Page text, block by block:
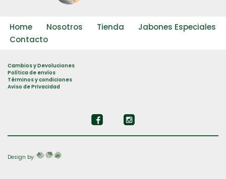
Home Nosotros Tienda
Jabones Especiales
Contacto
Cambios y Devoluciones
Política de envíos
Términos y condiciones
Aviso de Privacidad
Design by: